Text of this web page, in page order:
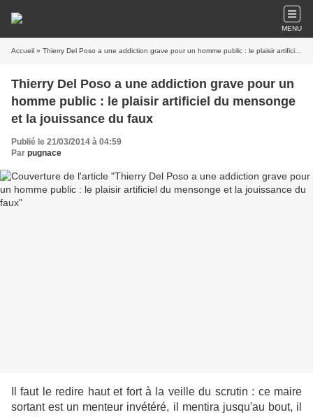
MENU
Accueil » Thierry Del Poso a une addiction grave pour un homme public : le plaisir artificiel du mensonge et la jouissance du faux
Thierry Del Poso a une addiction grave pour un
homme public : le plaisir artificiel du mensonge
et la jouissance du faux
Publié le 21/03/2014 à 04:59
Par pugnace
Il faut le redire haut et fort à la veille du scrutin : ce maire
sortant est un menteur invétéré, il mentira jusqu'au bout, il